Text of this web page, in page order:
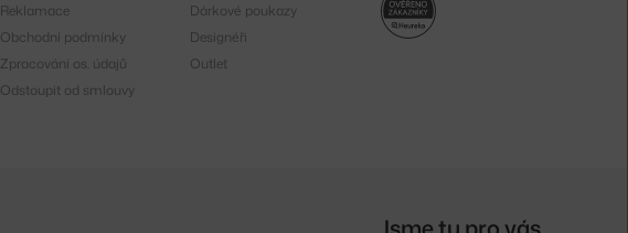
Reklamace
Obchodní podmínky
Zpracování os. údajů
Odstoupit od smlouvy
Dárkové poukazy
Designéři
Outlet